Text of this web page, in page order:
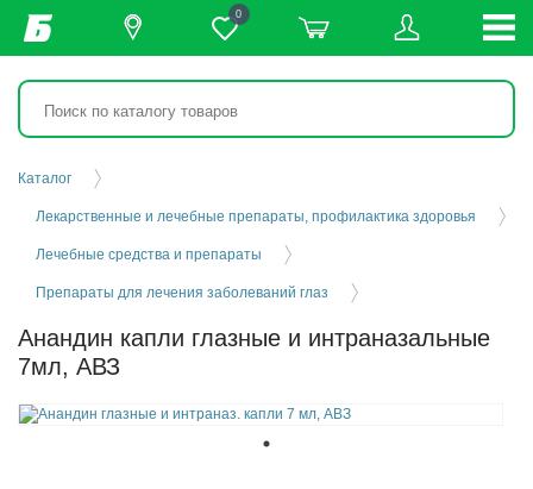
0
Каталог
Лекарственные и лечебные препараты, профилактика здоровья
Лечебные средства и препараты
Препараты для лечения заболеваний глаз
Анандин капли глазные и интраназальные
7мл, АВЗ